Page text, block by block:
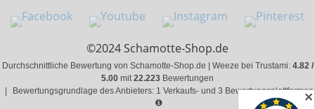
©2024 Schamotte-Shop.de
Durchschnittliche Bewertung von Schamotte-Shop.de | Weeze bei Trustami: 4.82 /
5.00 mit22.223 Bewertungen
Bewertungsgrundlage des Anbieters: 1 Verkaufs- und 3 Bewertungsplattformen
✕